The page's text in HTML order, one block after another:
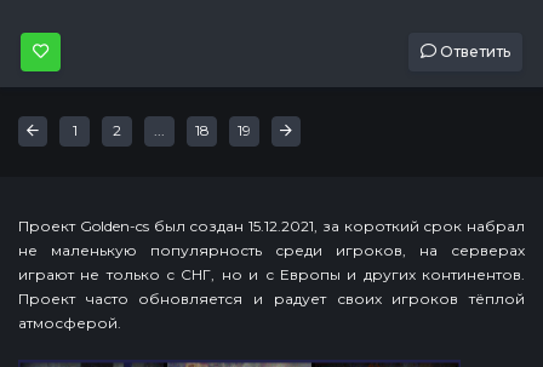
Ответить
« Первая
1 2 ... 18 19 »
Проект Golden-cs был создан 15.12.2021, за короткий срок набрал
не маленькую популярность среди игроков, на серверах
играют не только с СНГ, но и с Европы и других континентов.
Проект часто обновляется и радует своих игроков тёплой
атмосферой.